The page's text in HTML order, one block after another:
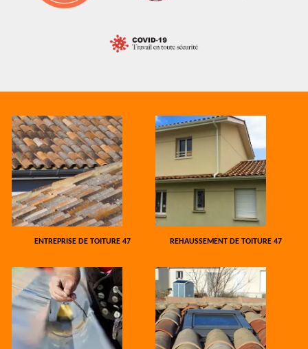
ENTREPRISE DE TOITURE 47 REHAUSSEMENT DE TOITURE 47